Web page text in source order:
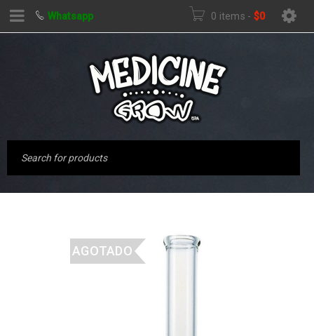
Whatsapp 0 items - $0
AGOTADO